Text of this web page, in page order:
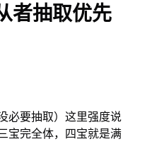
者抽取优先
必要抽取）这里强度说
宝完全体，四宝就是满